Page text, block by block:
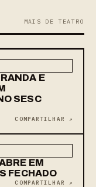
MAIS DE TEATRO
E
SESC
COMPARTILHAR ↗
EM
FECHADO
COMPARTILHAR ↗